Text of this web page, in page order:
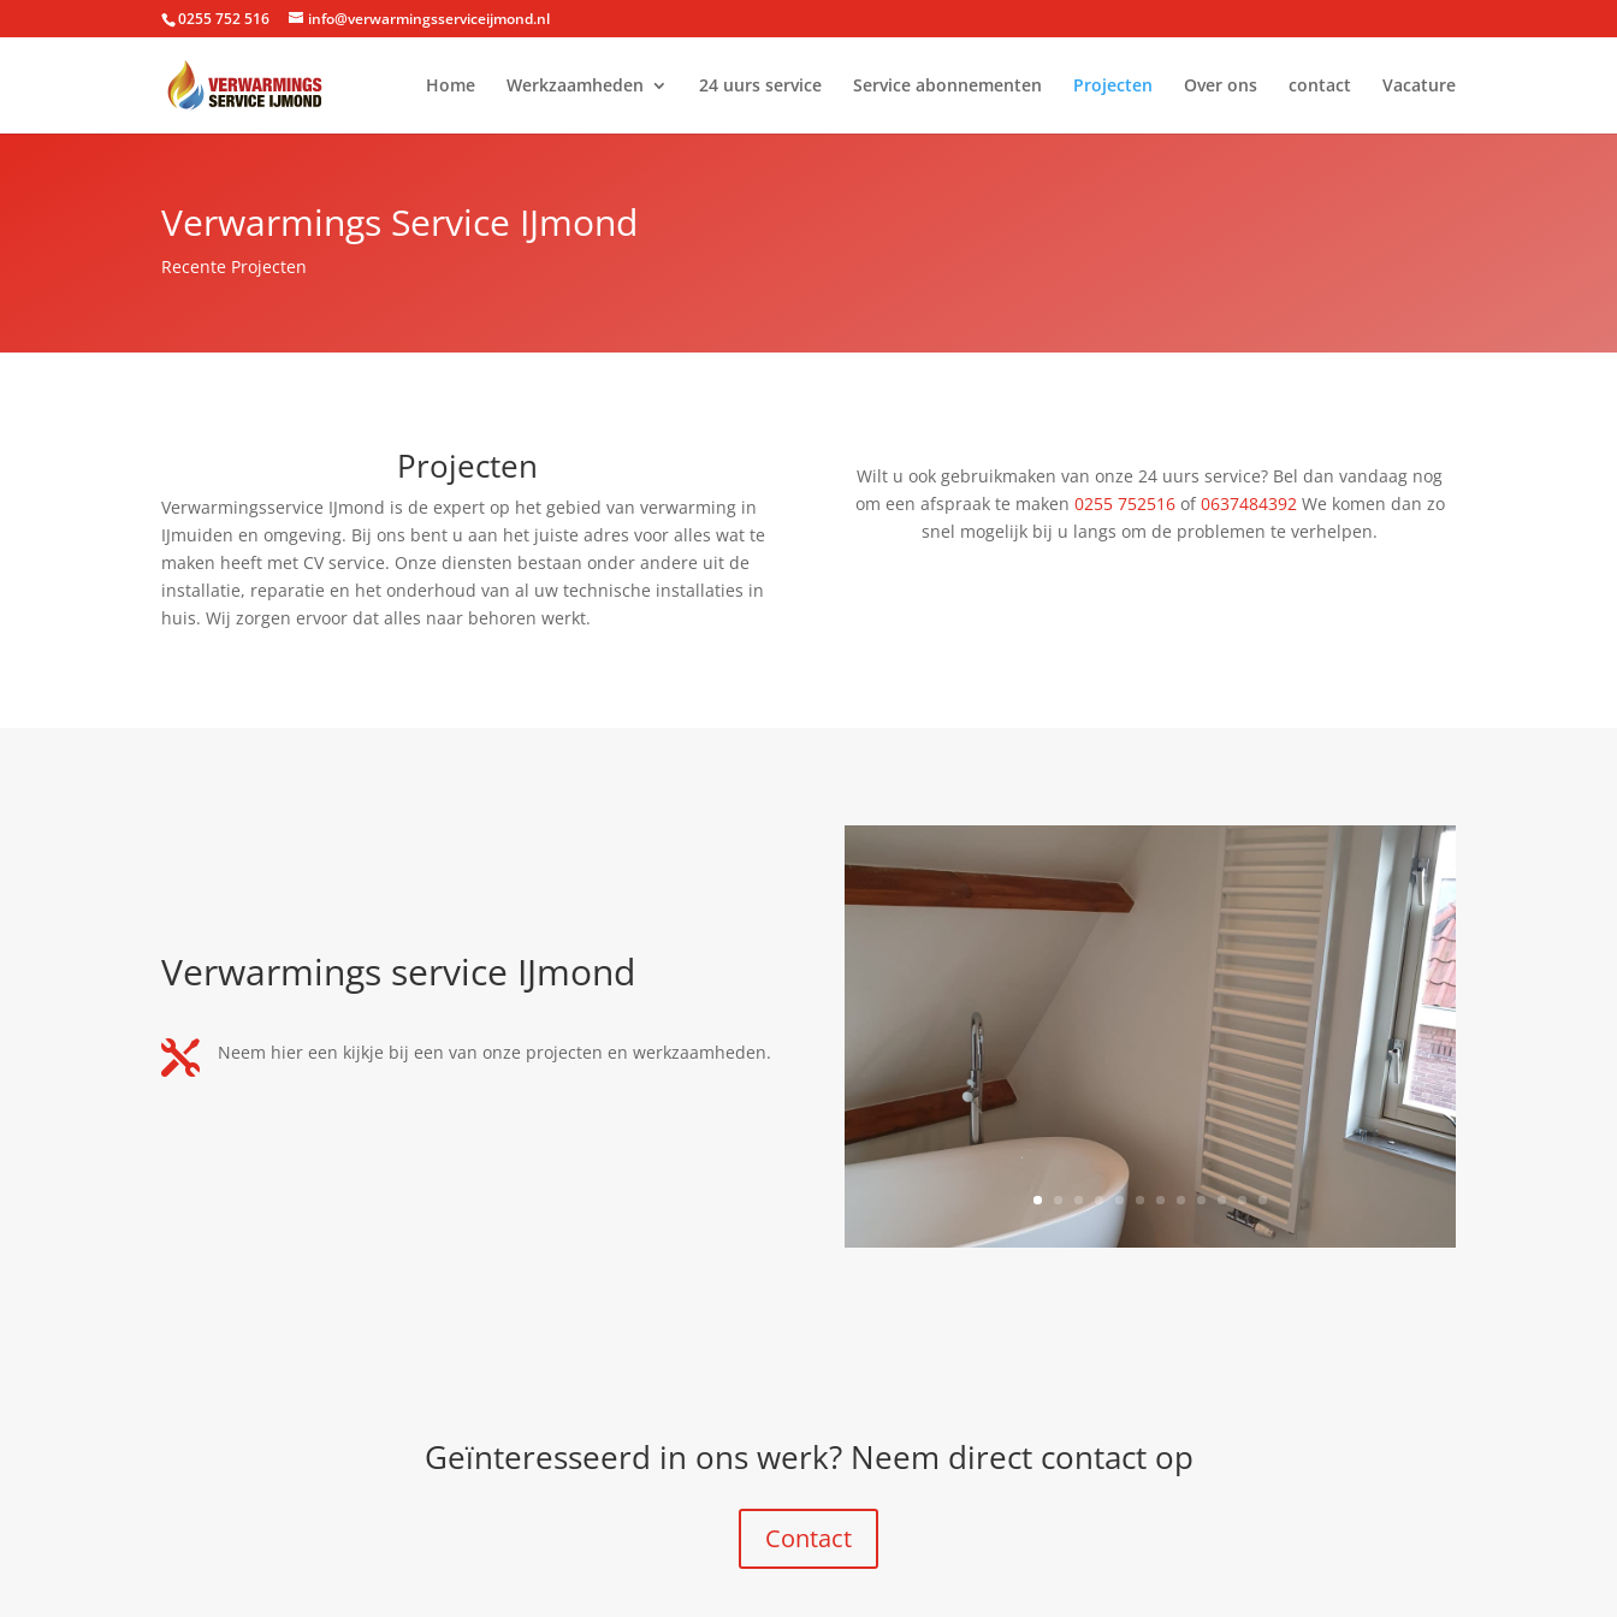
0255 752 516 info@verwarmingsserviceijmond.nl
Home Werkzaamheden 24 uurs service Service abonnementen Projecten Over ons contact Vacature
Verwarmings Service IJmond
Recente Projecten
Projecten
Verwarmingsservice IJmond is de expert op het gebied van verwarming in
IJmuiden en omgeving. Bij ons bent u aan het juiste adres voor alles wat te
maken heeft met CV service. Onze diensten bestaan onder andere uit de
installatie, reparatie en het onderhoud van al uw technische installaties in
huis. Wij zorgen ervoor dat alles naar behoren werkt.
Wilt u ook gebruikmaken van onze 24 uurs service? Bel dan vandaag nog
om een afspraak te maken 0255 752516of0637484392 We komen dan zo
snel mogelijk bij u langs om de problemen te verhelpen.
Verwarmings service IJmond
 Neem hier een kijkje bij een van onze projecten en werkzaamheden.
Geïnteresseerd in ons werk? Neem direct contact op
Contact